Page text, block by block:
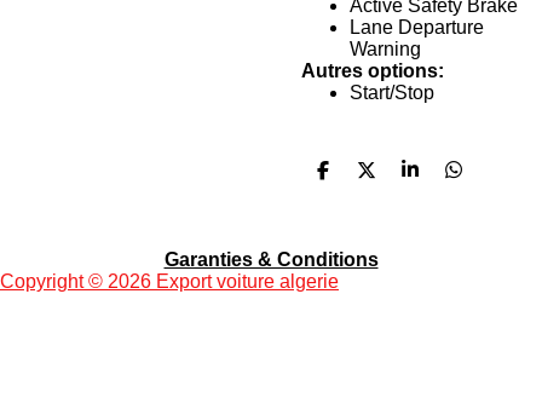
Active Safety Brake
Lane Departure
Warning
Autres options:
Start/Stop
P
a
g
e
P
a
g
P
P
Garanties & Conditions
Copyright© 2026 Export voiture algerie